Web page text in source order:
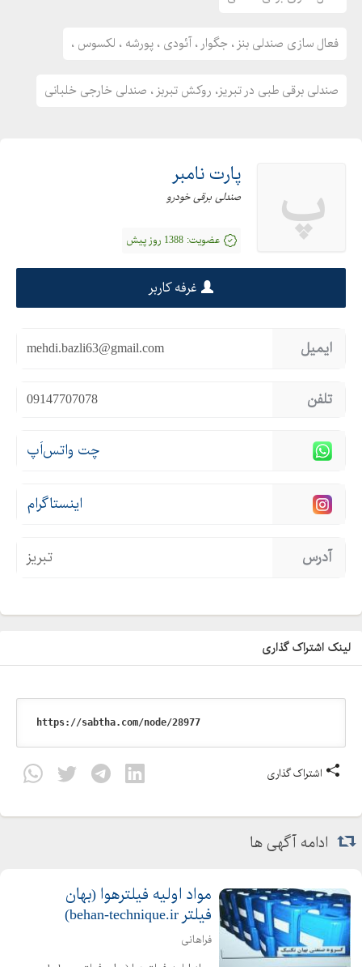
فعال سازی صندلی بنز ، جگوار ، آئودی ، پورشه ، لکسوس ،
صندلی برقی طبی در تبریز، روکش تبربز ، صندلی خارجی خلبانی
پ پارت نامبر
صندلی برقی خودرو
عضویت: 1388 روز پیش
غرفه کاربر
ایمیل mehdi.bazli63@gmail.com
تلفن 09147707078
چت واتس‌اَپ
اینستاگرام
آدرس تبریز
لینک اشتراک گذاری
اشتراک گذاری
ادامه آگهی ها
مواد اوليه فيلترهوا (بهان
فیلتر behan-technique.ir)
فراهانی